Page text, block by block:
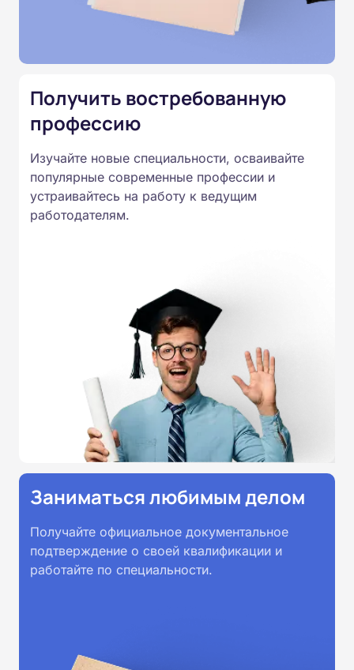
Министерства образования.
Подготовка ведется по всем
России от 14.07.2023 N 534 в
соответствии с Федеральными
образовательными стандартами
профессионального образования.
Удостоверения и дипломы о
Получить востребованную
профессию
Изучайте новые специальности, осваивайте
популярные современные профессии и
устраивайтесь на работу к ведущим
работодателям.
Заниматься любимым делом
Получайте официальное документальное
подтверждение о своей квалификации и
работайте по специальности.